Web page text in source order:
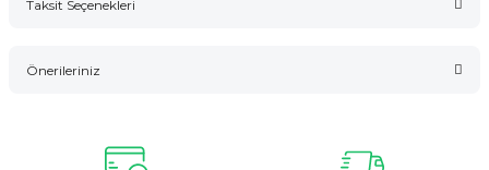
Taksit Seçenekleri
Önerileriniz
konularda yetersiz gördüğünüz noktaları öneri formunu